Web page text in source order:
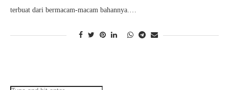
terbuat dari bermacam-macam bahannya.…